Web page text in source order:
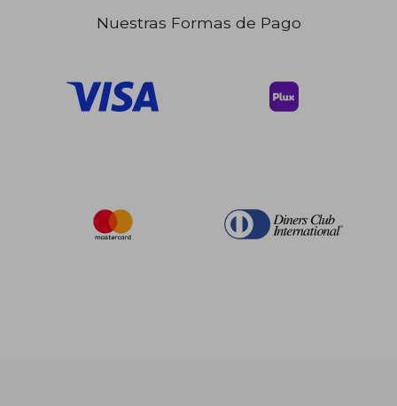
Nuestras Formas de Pago